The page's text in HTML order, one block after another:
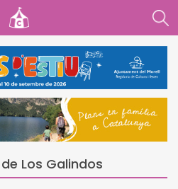
Los Galindos